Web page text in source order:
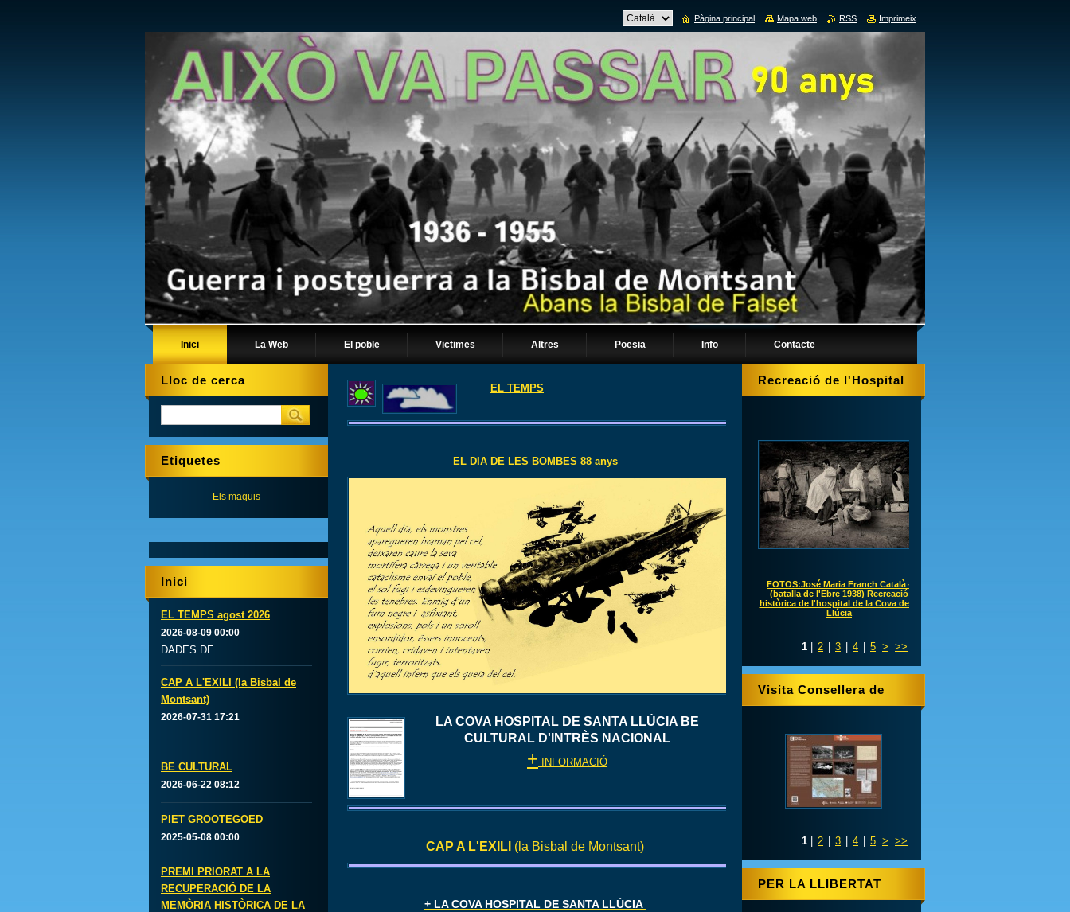
Inici La Web El poble Victimes Altres Poesia Info Contacte
EL TEMPS
EL DIA DE LES BOMBES 88 anys
LA COVA HOSPITAL DE SANTA LLÚCIA BE
CULTURAL D'INTRÈS NACIONAL
+ INFORMACIÓ
CAP A L'EXILI (la Bisbal de Montsant)
+ LA COVA HOSPITAL DE SANTA LLÚCIA
Lloc de cerca
Etiquetes
Els maquis
Inici
EL TEMPS agost 2026
2026-08-09 00:00
DADES DE...
CAP A L'EXILI (la Bisbal de
Montsant)
2026-07-31 17:21
BE CULTURAL
2026-06-22 08:12
PIET GROOTEGOED
2025-05-08 00:00
PREMI PRIORAT A LA
RECUPERACIÓ DE LA
MEMÒRIA HISTÒRICA DE LA
Recreació de l'Hospital
FOTOS:José Maria Franch Català -
(batalla de l'Ebre 1938) Recreació
històrica de l'hospital de la Cova de S.
Llúcia
1 2 3 4 5 > >>
Visita Consellera de
1 2 3 4 5 > >>
PER LA LLIBERTAT
Pàgina principal Mapa web RSS Imprimeix